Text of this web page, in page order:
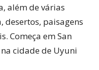
além de várias
desertos, paisagens
Começa em San
cidade de Uyuni